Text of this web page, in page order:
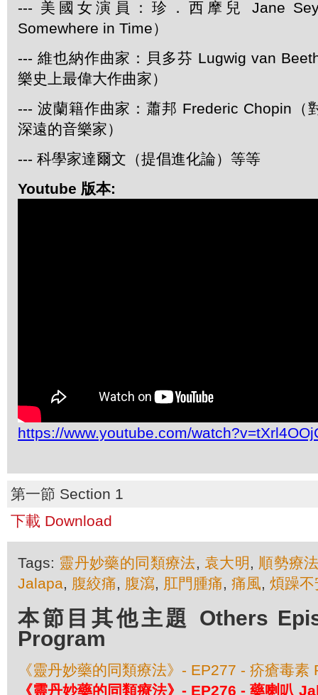
--- 美國女演員：珍．西摩兒 Jane
Somewhere in Time）
--- 維也納作曲家：貝多芬 Lugwig van
樂史上最偉大作曲家）
--- 波蘭籍作曲家：蕭邦 Frederic Chopin（
深遠的音樂家）
--- 科學家達爾文（提倡進化論）等等
Youtube 版本:
https://www.youtube.com/
第一節 Section 1
下載 Download
Tags: 靈丹妙藥的同類療法, 袁大明 , 順勢療
Jalapa, 腹絞痛, 腹瀉, 肛門腫痛, 痛風, 煩躁不
本節目其他主題 Others
Program
《靈丹妙藥的同類療法》- EP277 - 疥瘡毒素
《靈丹妙藥的同類療法》- EP276 - 藥喇叭